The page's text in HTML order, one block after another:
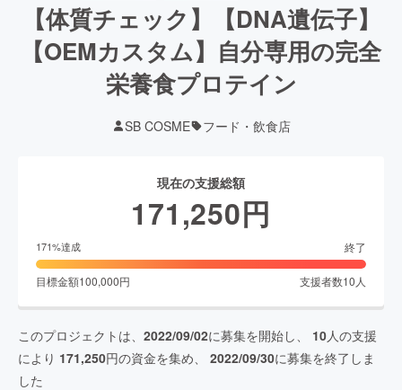
【体質チェック】【DNA遺伝子】
【OEMカスタム】自分専用の完全
栄養食プロテイン
SB COSME フード・飲食店
現在の支援総額
171,250円
171%達成 終了
目標金額100,000円 支援者数10 人
このプロジェクトは、 2022/09/02に募集を開始し、 10人の支援
により 171,250円の資金を集め、 2022/09/30に募集を終了しま
した